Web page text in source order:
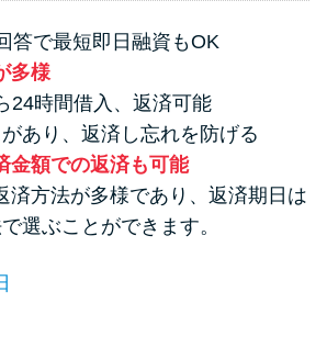
答で最短即日融資もOK
多様
24時間借入、返済可能
あり、返済し忘れを防げる
金額での返済も可能
済方法が多様であり、返済期日は
選ぶことができます。